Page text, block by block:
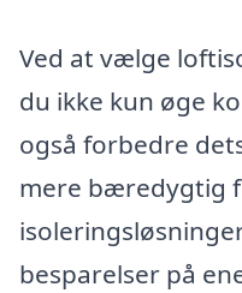
Ved at vælge
du ikke kun øge
også forbedre
mere bæredygtig
besparelser på